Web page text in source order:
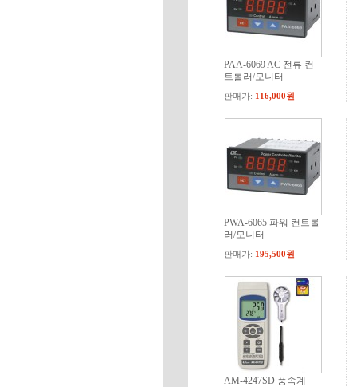
PAA-6069 AC 전류 컨
트롤러/모니터
판매가: 116,000원
PWA-6065 파워 컨트롤
러/모니터
판매가: 195,500원
AM-4247SD 풍속계